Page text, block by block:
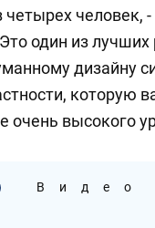
четырех человек,
один из лучших
дизайну
которую
очень высокого
Видео